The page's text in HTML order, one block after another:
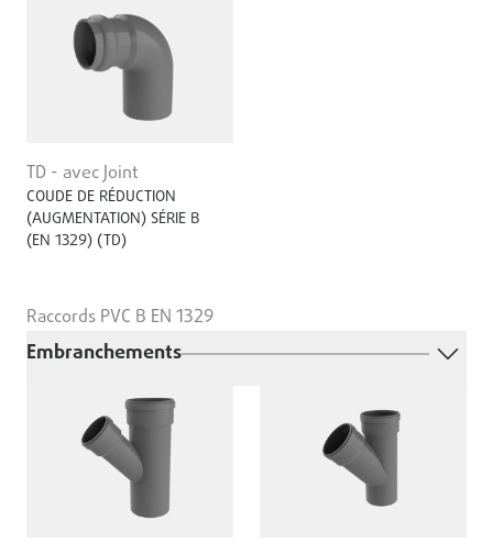
TD - avec Joint
COUDE DE RÉDUCTION
(AUGMENTATION) SÉRIE B
(EN ­1329) (TD)
Raccords PVC B EN 1329
Embranchements